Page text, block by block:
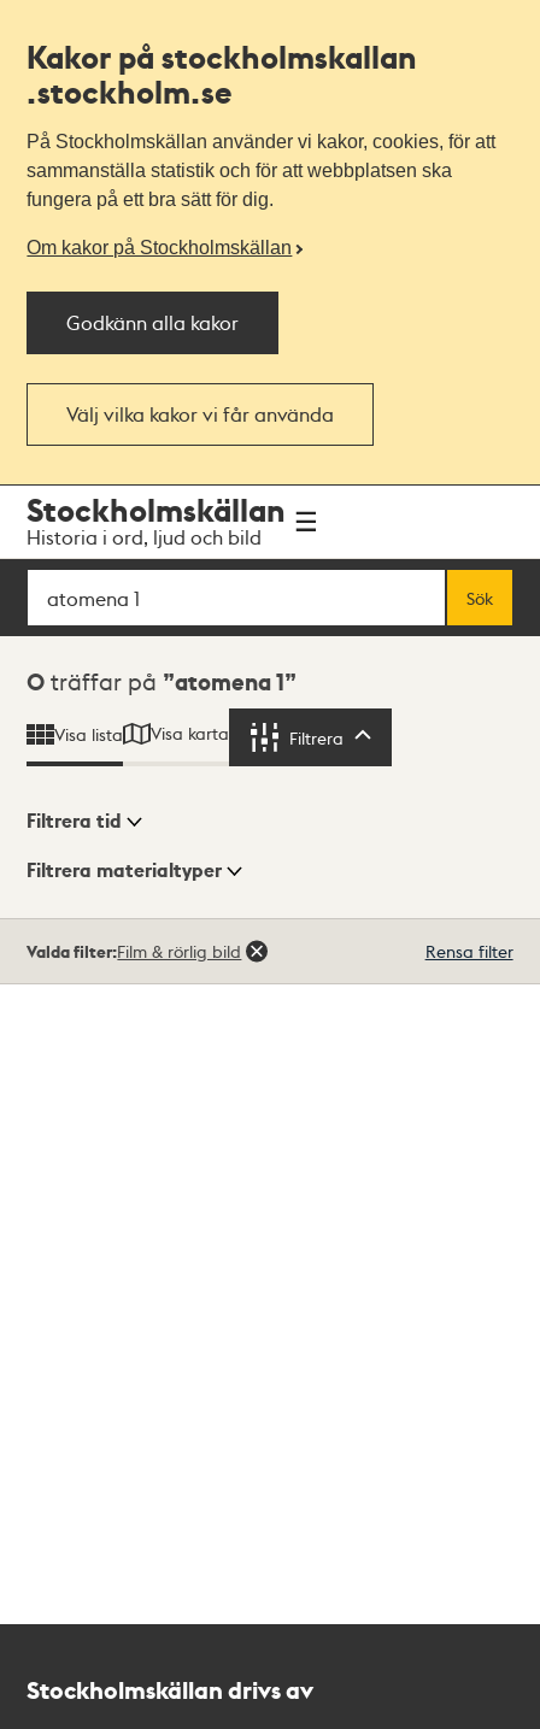
Kakor på stockholmskallan
.stockholm.se
På Stockholmskällan använder vi kakor, cookies, för att
sammanställa statistik och för att webbplatsen ska
fungera på ett bra sätt för dig.
Om kakor på Stockholmskällan
Godkänn alla kakor
Välj vilka kakor vi får använda
navigationen
huvudinnehållet
Stockholmskällan
Historia i ord, ljud och bild
Sök
Sök
Sökresultat
0 träffar på atomena 1
Visa lista Visa karta Filtrera
Visningsläge
Filtrera tid
Filtrera materialtyper
träffar
Valda filter:Film & rörlig bild Rensa filter
Stockholmskällan drivs av